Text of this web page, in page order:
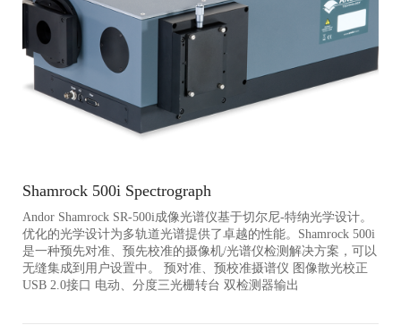
Shamrock 500i Spectrograph
Andor Shamrock SR-500i成像光谱仪基于切尔尼-特纳光学设计。
优化的光学设计为多轨道光谱提供了卓越的性能。Shamrock 500i
是一种预先对准、预先校准的摄像机/光谱仪检测解决方案，可以
无缝集成到用户设置中。 预对准、预校准摄谱仪 图像散光校正
USB 2.0接口 电动、分度三光栅转台 双检测器输出